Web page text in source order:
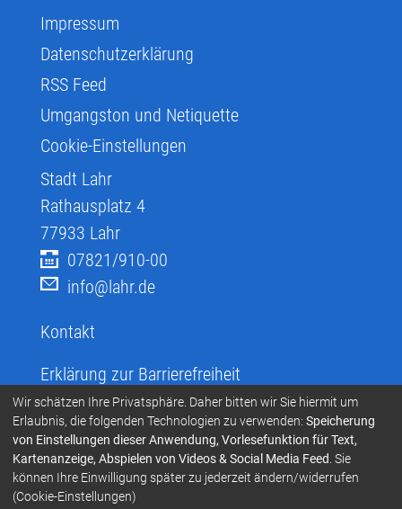
Impressum
Datenschutzerklärung
RSS Feed
Umgangston und Netiquette
Cookie-Einstellungen
Stadt Lahr
Rathausplatz 4
77933 Lahr
07821/910-00
info@lahr.de
Kontakt
Erklärung zur Barrierefreiheit
Infos zur Barrierefreiheit
Infos in leichter Sprache
Infos zur Gebärdensprache
Übersetzen und Vorlesen
Wir schätzen Ihre Privatsphäre. Daher bitten wir Sie hiermit um
Erlaubnis, die folgenden Technologien zu verwenden: Speicherung
von Einstellungen dieser Anwendung, Vorlesefunktion für Text,
Kartenanzeige, Abspielen von Videos & Social Media Feed. Sie
können Ihre Einwilligung später zu jederzeit ändern/widerrufen
(Cookie-Einstellungen)